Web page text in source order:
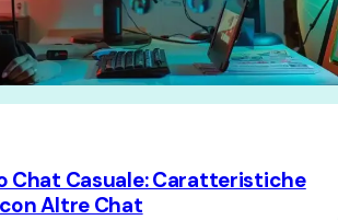
Chat Casuale: Caratteristiche
Altre Chat